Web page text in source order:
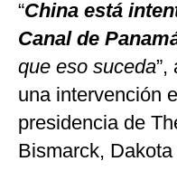
“China está
Canal de
que eso suceda”,
una intervención
presidencia de
Bismarck,